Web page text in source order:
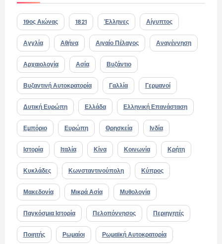
19ος Αιώνας 1821 Έλληνες Αίγυπτος
Αγγλία Αθήνα Αιγαίο Πέλαγος Αναγέννηση
Αρχαιολογία Ασία Βυζάντιο
Βυζαντινή Αυτοκρατορία Γαλλία Γερμανοί
Δυτική Ευρώπη Ελλάδα Ελληνική Επανάσταση
Εμπόριο Ευρώπη Θρησκεία Ινδία
Ιστορία Ιταλία Κίνα Κοινωνία Κρήτη
Κυκλάδες Κωνσταντινούπολη Κύπρος
Μακεδονία Μικρά Ασία Μυθολογία
Παγκόσμια Ιστορία Πελοπόννησος Περιηγητές
Ποιητής Ρωμαίοι Ρωμαϊκή Αυτοκρατορία